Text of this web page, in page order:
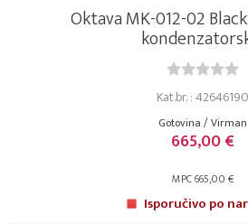
Oktava MK-012-02
Kat.br. : 42646190
Gotovina / Virman
665,00 €
MPC 665,00 €
Isporučivo po